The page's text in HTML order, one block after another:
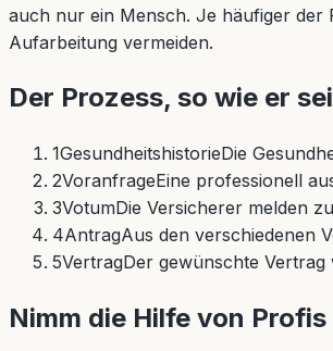
auch nur ein Mensch. Je häufiger der
Aufarbeitung vermeiden.
Der Prozess, so wie er
1GesundheitshistorieDie
2VoranfrageEine professionell
3VotumDie Versicherer melden
4AntragAus den verschiedenen
5VertragDer gewünschte Vertrag
Nimm die Hilfe von